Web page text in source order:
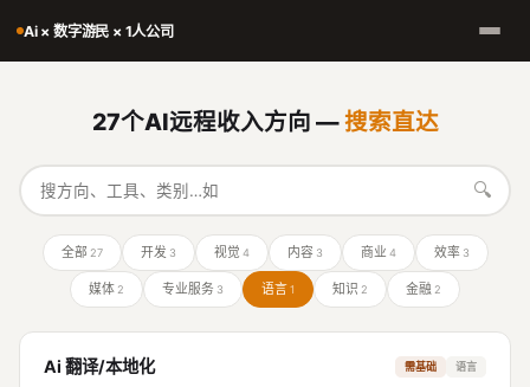
Ai × 数字游民 × 1人公司
27个AI远程收入方向 —搜索直达
🔍
全部 27 开发 3 视觉 4 内容 3 商业 4 效率 3
媒体 2 专业服务 3 语言1 知识 2 金融 2
Ai 翻译/本地化 需基础 语言